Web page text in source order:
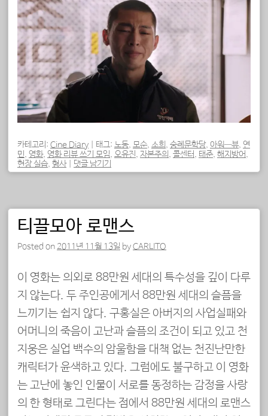
카테고리: Cine Diary 태그: 노동, 모순, 소희, 숭례문학당, 아워—뷰, 연
민, 영화, 영화 리뷰 쓰기 모임, 오유진, 자본주의, 콜센터, 태준, 해지방어,
현장 실습, 형사 댓글 남기기
티끌모아 로맨스
Posted on 2011년 11월 13일 byCARLITO
이 영화는 의외로 88만원 세대의 특수성을 깊이 다루
지 않는다. 두 주인공에게서 88만원 세대의 슬픔을
느끼기는 쉽지 않다. 구홍실은 아버지의 사업실패와
어머니의 죽음이 고난과 슬픔의 조건이 되고 있고 천
지웅은 실업 백수의 암울함을 대책 없는 천진난만한
캐릭터가 윤색하고 있다. 그럼에도 불구하고 이 영화
는 고난에 놓인 인물이 서로를 동정하는 감정을 사랑
의 한 형태로 그린다는 점에서 88만원 세대의 로맨스